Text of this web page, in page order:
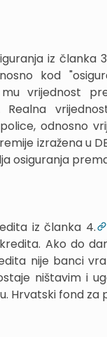
iz članka
kod
mu vrijednost
Realna
odnosno
izražena u
osiguranja
iz članka 4.
Ako do
nije banci
ništavim i
Hrvatski fond za